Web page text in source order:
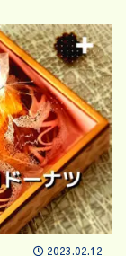
2023.02.12